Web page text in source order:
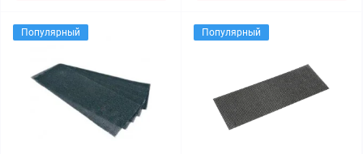
Популярный Популярный